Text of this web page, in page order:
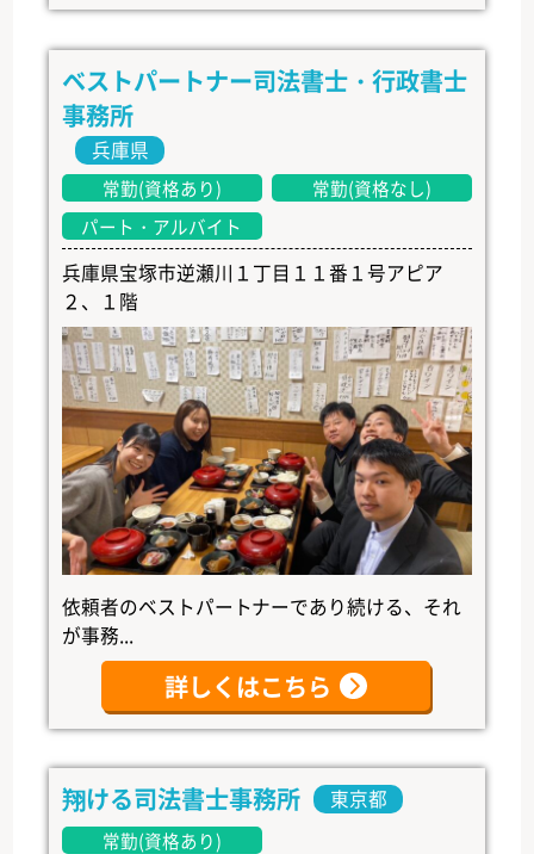
ベストパートナー司法書士・行政書士
事務所
兵庫県
常勤(資格あり)
常勤(資格なし)
パート・アルバイト
兵庫県宝塚市逆瀬川１丁目１１番１号アピア
２、１階
依頼者のベストパートナーであり続ける、それ
が事務...
詳しくはこちら
翔ける司法書士事務所 東京都
常勤(資格あり)